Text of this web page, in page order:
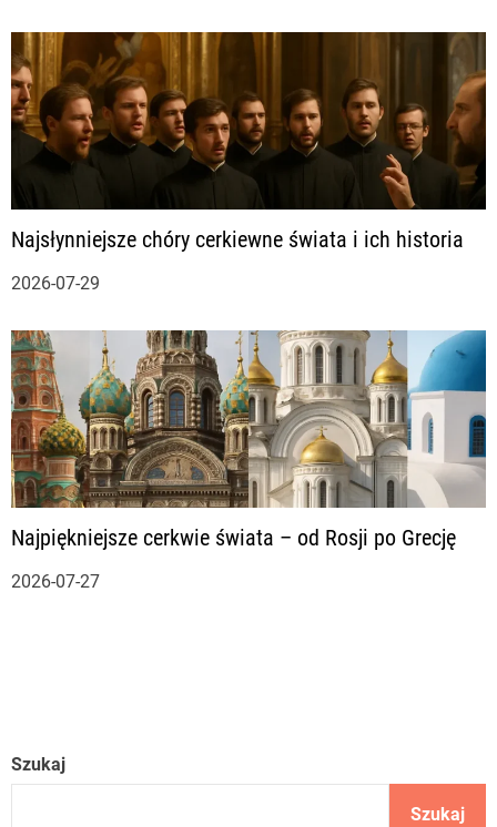
Najsłynniejsze chóry cerkiewne świata i ich historia
2026-07-29
Najpiękniejsze cerkwie świata – od Rosji po Grecję
2026-07-27
Szukaj
Szukaj